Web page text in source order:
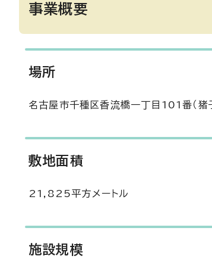
事業概要
場所
名古屋市千種区香流橋一丁目101番（猪
敷地面積
21,825平方メートル
施設規模